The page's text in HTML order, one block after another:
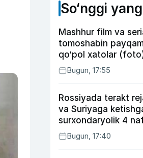
So‘nggi
Mashhur film va
tomoshabin
qo‘pol xatolar
Bugun, 17:55
Rossiyada terakt
va Suriyaga
surxondaryolik 4
qamaldi
Bugun, 17:40